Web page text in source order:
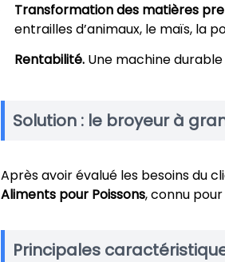
Transformation des matières
entrailles d’animaux, le maïs, la
Rentabilité. Une machine
Solution : le broyeur à
Après avoir évalué les besoins du
Aliments pour Poissons, connu
Principales